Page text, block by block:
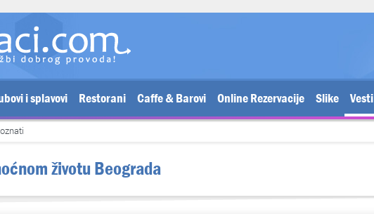
i splavovi Restorani Caffe & Barovi Online Rezervacije Slike Vesti
životu Beograda